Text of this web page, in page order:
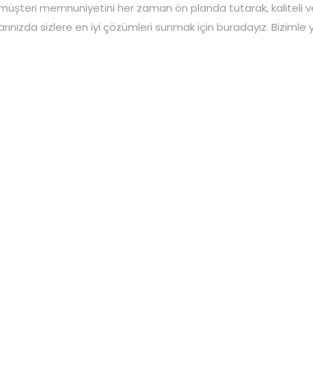
memnuniyetini her zaman ön planda tutarak, kaliteli
sizlere en iyi çözümleri sunmak için buradayız. Bizimle